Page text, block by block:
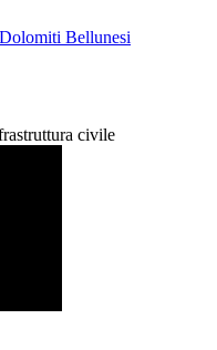
Bellunesi
civile